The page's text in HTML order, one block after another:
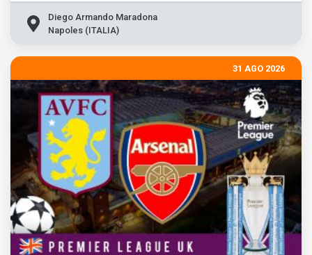
Diego Armando Maradona
Napoles (ITALIA)
31 AGO 2026